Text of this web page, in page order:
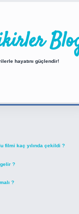
hayatını güçlendir!
filmi kaç yılında çekildi ?
?
?